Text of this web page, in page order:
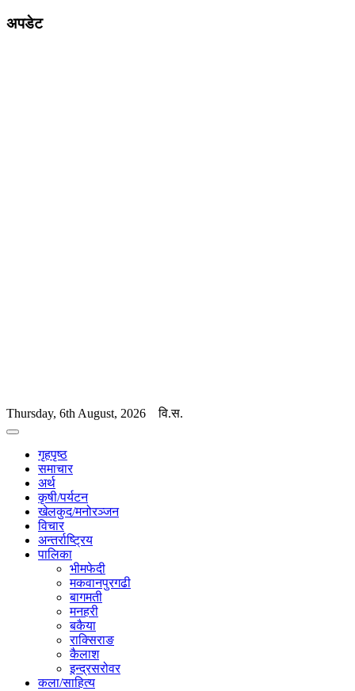
अपडेट
Thursday, 6th August, 2026 वि.स.
गृहपृष्ठ
समाचार
अर्थ
कृषी/पर्यटन
खेलकुद/मनोरञ्जन
विचार
अन्तर्राष्ट्रिय
पालिका
भीमफेदी
मकवानपुरगढी
बागमती
मनहरी
बकैया
राक्सिराङ
कैलाश
इन्द्रसरोवर
कला/साहित्य